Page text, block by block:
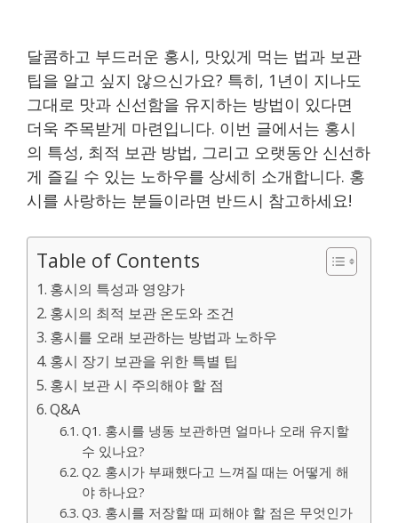
달콤하고 부드러운 홍시, 맛있게 먹는 법과 보관
팁을 알고 싶지 않으신가요? 특히, 1년이 지나도
그대로 맛과 신선함을 유지하는 방법이 있다면
더욱 주목받게 마련입니다. 이번 글에서는 홍시
의 특성, 최적 보관 방법, 그리고 오랫동안 신선하
게 즐길 수 있는 노하우를 상세히 소개합니다. 홍
시를 사랑하는 분들이라면 반드시 참고하세요!
Table of Contents
홍시의 특성과 영양가
홍시의 최적 보관 온도와 조건
홍시를 오래 보관하는 방법과 노하우
홍시 장기 보관을 위한 특별 팁
홍시 보관 시 주의해야 할 점
Q&A
Q1. 홍시를 냉동 보관하면 얼마나 오래 유지할
수 있나요?
Q2. 홍시가 부패했다고 느껴질 때는 어떻게 해
야 하나요?
Q3. 홍시를 저장할 때 피해야 할 점은 무엇인가